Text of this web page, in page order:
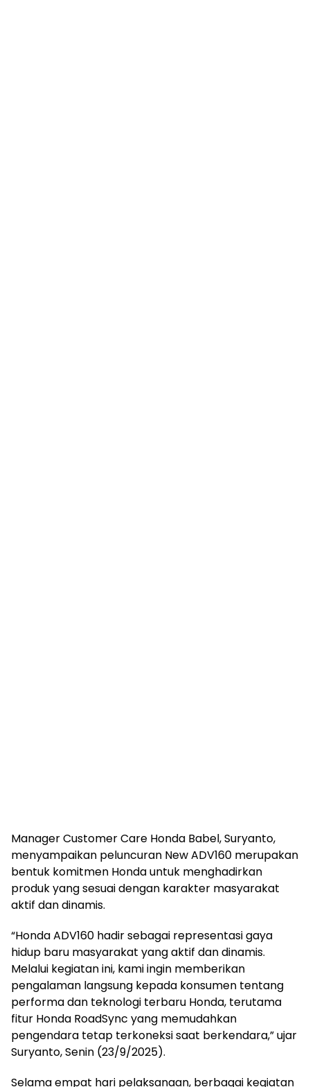
Manager Customer Care Honda Babel, Suryanto,
menyampaikan peluncuran New ADV160 merupakan
bentuk komitmen Honda untuk menghadirkan
produk yang sesuai dengan karakter masyarakat
aktif dan dinamis.
“Honda ADV160 hadir sebagai representasi gaya
hidup baru masyarakat yang aktif dan dinamis.
Melalui kegiatan ini, kami ingin memberikan
pengalaman langsung kepada konsumen tentang
performa dan teknologi terbaru Honda, terutama
fitur Honda RoadSync yang memudahkan
pengendara tetap terkoneksi saat berkendara,” ujar
Suryanto, Senin (23/9/2025).
Selama empat hari pelaksanaan, berbagai kegiatan